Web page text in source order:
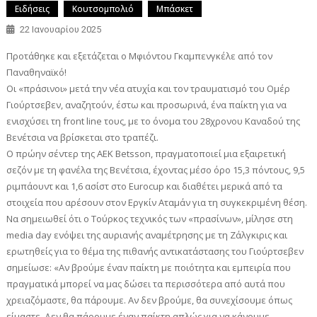
Ειδήσεις Κουτσομπολιό Μπάσκετ
22 Ιανουαρίου 2025
Προτάθηκε και εξετάζεται ο Μφιόντου Γκαμπενγκέλε από τον
Παναθηναϊκό!
Οι «πράσινοι» μετά την νέα ατυχία και τον τραυματισμό του Ομέρ
Γιούρτσεβεν, αναζητούν, έστω και προσωρινά, ένα παίκτη για να
ενισχύσει τη front line τους, με το όνομα του 28χρονου Καναδού της
Βενέτσια να βρίσκεται στο τραπέζι.
Ο πρώην σέντερ της ΑΕΚ Betsson, πραγματοποιεί μια εξαιρετική
σεζόν με τη φανέλα της Βενέτσια, έχοντας μέσο όρο 15,3 πόντους, 9,5
ριμπάουντ και 1,6 ασίστ στο Eurocup και διαθέτει μερικά από τα
στοιχεία που αρέσουν στον Εργκίν Αταμάν για τη συγκεκριμένη θέση.
Να σημειωθεί ότι ο Τούρκος τεχνικός των «πρασίνων», μίλησε στη
media day ενόψει της αυριανής αναμέτρησης με τη Ζάλγκιρις και
ερωτηθείς για το θέμα της πιθανής αντικατάστασης του Γιούρτσεβεν
σημείωσε: «Αν βρούμε έναν παίκτη με ποιότητα και εμπειρία που
πραγματικά μπορεί να μας δώσει τα περισσότερα από αυτά που
χρειαζόμαστε, θα πάρουμε. Αν δεν βρούμε, θα συνεχίσουμε όπως